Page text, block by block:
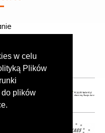
w celu
Plików
plików